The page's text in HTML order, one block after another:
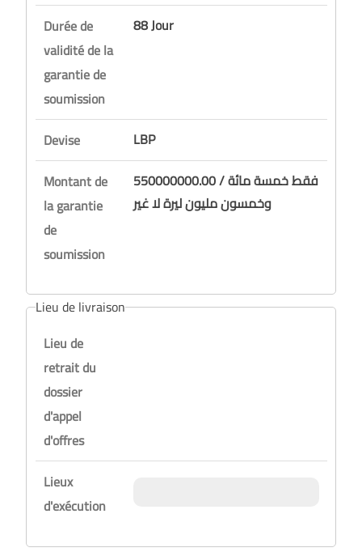
Durée de
validité de la
garantie de
soumission
88 Jour
Devise
LBP
Montant de
la garantie
de
soumission
550000000.00 / فقط خمسة مائة
وخمسون مليون ليرة لا غير
Lieu de livraison
Lieu de
retrait du
dossier
d'appel
d'offres
Lieux
d'exécution